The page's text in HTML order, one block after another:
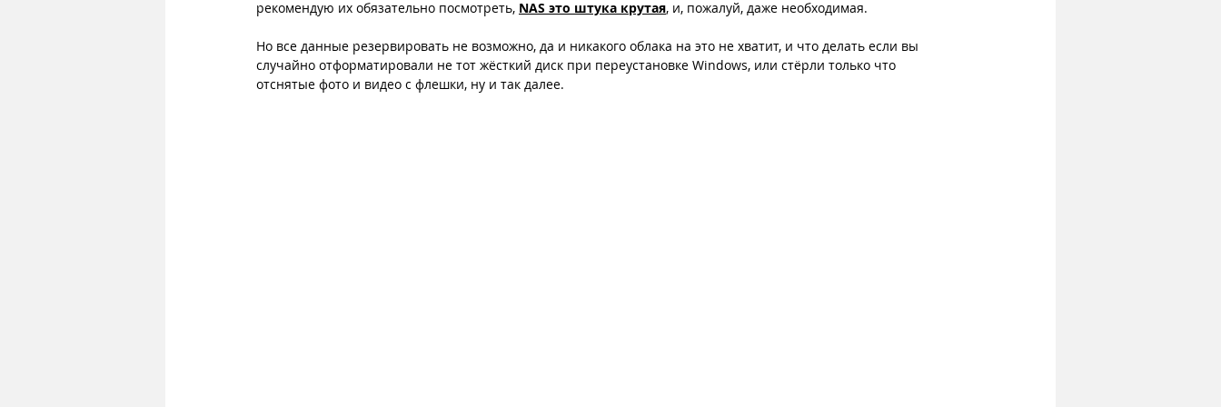
рекомендую их обязательно посмотреть, NAS это штука крутая, и, пожалуй, даже необходимая.
Но все данные резервировать не возможно, да и никакого облака на это не хватит, и что делать если вы
случайно отформатировали не тот жёсткий диск при переустановке Windows, или стёрли только что
отснятые фото и видео с флешки, ну и так далее.